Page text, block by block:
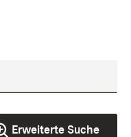
Erweiterte Suche